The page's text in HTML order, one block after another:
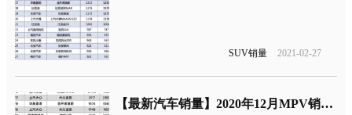
SUV销量 2021-02-27
【最新汽车销量】2020年12月MPV销量排行榜，MPV销量榜单